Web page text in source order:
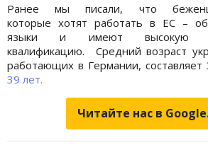
Ранее мы писали, что
которые хотят работать в ЕС –
языки и имеют высокую
квалификацию. Средний возраст
работающих в Германии, составляет
39 лет.
Читайте нас в